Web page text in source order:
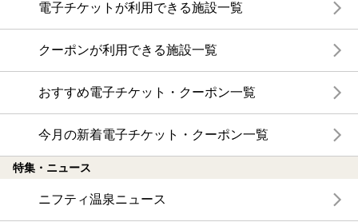
電子チケットが利用できる施設一覧
クーポンが利用できる施設一覧
おすすめ電子チケット・クーポン一覧
今月の新着電子チケット・クーポン一覧
特集・ニュース
ニフティ温泉ニュース